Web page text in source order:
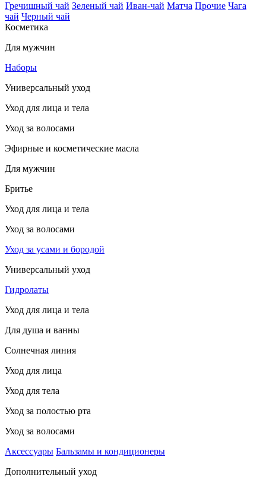
Гречишный чай Зеленый чай Иван-чай Матча Прочие Чага
чай Черный чай
Косметика
Для мужчин
Наборы
Универсальный уход
Уход для лица и тела
Уход за волосами
Эфирные и косметические масла
Для мужчин
Бритье
Уход для лица и тела
Уход за волосами
Уход за усами и бородой
Универсальный уход
Гидролаты
Уход для лица и тела
Для душа и ванны
Солнечная линия
Уход для лица
Уход для тела
Уход за полостью рта
Уход за волосами
Аксессуары Бальзамы и кондиционеры
Дополнительный уход